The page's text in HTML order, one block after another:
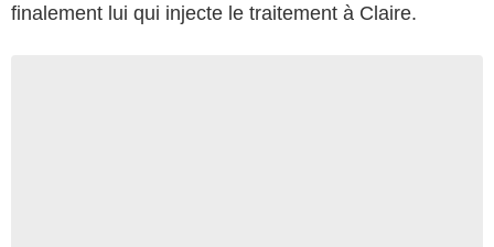
finalement lui qui injecte le traitement à Claire.